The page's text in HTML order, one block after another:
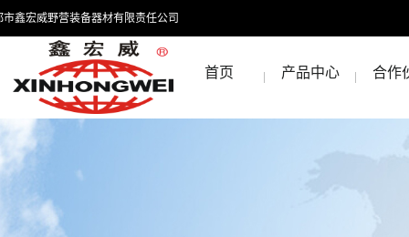
市鑫宏威野营装备器材有限责任公司
首页 产品中心 合作